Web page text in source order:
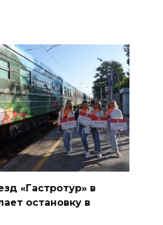
«Гастротур» в
остановку в